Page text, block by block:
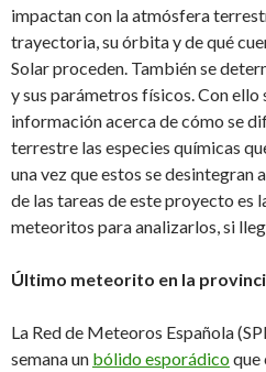
impactan con la atmósfera
trayectoria, su órbita y de qué
Solar proceden. También se
y sus parámetros físicos. Con ello
información acerca de cómo se
terrestre las especies químicas
una vez que estos se desintegran
de las tareas de este proyecto es
meteoritos para analizarlos, si
Último meteorito en la
La Red de Meteoros Española
semana un bólido esporádicoque